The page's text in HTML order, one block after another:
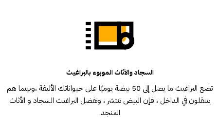
السجاد والأثاث الموبوء بالبراغيث
تضع البراغيث ما يصل إلى 50 بيضة يوميًا على حيواناتك الأليفة ،وبينما هم
يتنقلون في الداخل ، فإن البيض تنتشر ، وتفضل البراغيث السجاد و الأثاث
المنجد.